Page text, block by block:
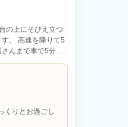
の上にそびえ立つ
。 高速を降りて5
んまで車で5分、
ます。 【BBQ利
で釣った魚をBBQ
すめです！ 【ペ
グランも備えてお
くりとお過ごし